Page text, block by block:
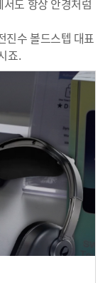
도 항상 안경처럼
진수 볼드스텝 대표
죠.